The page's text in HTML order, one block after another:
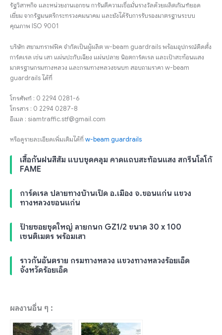
รัฐวิสาหกิจ และหน่วยงานเอกชน การันตีความเชื่อมั่นรางวัลด้วยผลิตภัณฑ์ยอด
เยี่ยม จากรัฐมนตรีกระทรวงคมนาคม และยังได้รับการรับรองมาตรฐานระบบ
คุณภาพ ISO 9001
บริษัท สยามทราฟฟิค จำกัดเป็นผู้ผลิต w-beam guardrails พร้อมอุปกรณ์ติดตั้ง
การ์ดเรล เช่น เสา แผ่นปะกับเฉียง แผ่นปลาย น๊อตการ์ดเรล และเป้าสะท้อนแสง
มาตรฐานกรมทางหลวง และกรมทางหลวงชนบท สอบถามราคา w-beam
guardrails ได้ที่
โทรศัพท์ : 0 2294 0281-6
โทรสาร : 0 2294 0287-8
อีเมล : siamtraffic.stf@gmail.com
หรือดูรายละเอียดเพิ่มเติมได้ที่ w-beam guardrails
เสื้อกันฝนสีส้ม แบบชุดคลุม คาดแถบสะท้อนแสง สกรีนโลโก้
FAME
การ์ดเรล ปลายทางบ้านเป็ด อ.เมือง จ.ขอนแก่น แขวง
ทางหลวงขอนแก่น
ป้ายซอยชุดใหญ่ ลายกนก GZ1/2 ขนาด 30 x 100
เซนติเมตร พร้อมเสา
ราวกันอันตราย กรมทางหลวง แขวงทางหลวงร้อยเอ็ด
จังหวัดร้อยเอ็ด
ผลงานอื่น ๆ :